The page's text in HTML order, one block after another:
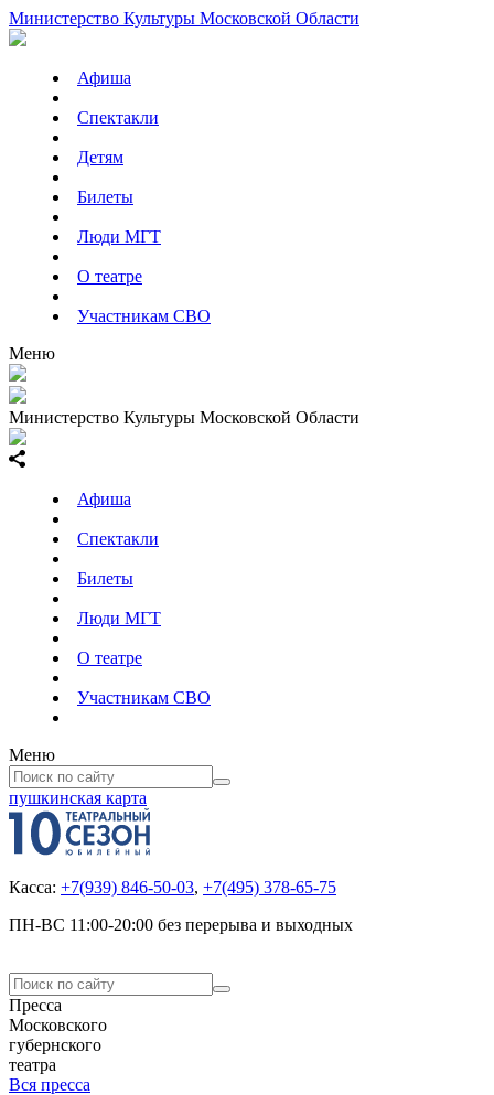
Министерство Культуры Московской Области
Афиша
Спектакли
Детям
Билеты
Люди МГТ
О театре
Участникам СВО
Меню
Министерство Культуры Московской Области
Афиша
Спектакли
Билеты
Люди МГТ
О театре
Участникам СВО
Меню
пушкинская карта
Касса: +7(939) 846-50-03, +7(495) 378-65-75
ПН-ВС 11:00-20:00 без перерыва и выходных
Пресса
Московского
губернского
театра
Вся пресса